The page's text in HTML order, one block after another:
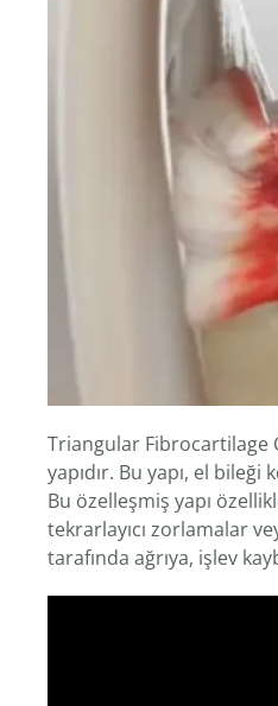
Triangular Fibrocartilage
yapıdır. Bu yapı, el
Bu özelleşmiş yapı
tekrarlayıcı zorlamalar
tarafında ağrıya, işlev